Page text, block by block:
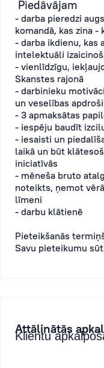
Piedāvājam
- darba pieredzi
komandā, kas zina
- darba ikdienu, kas
intelektuāli
- vienlīdzīgu,
Skanstes rajonā
- darbinieku
un veselības
- 3 apmaksātas
- iespēju baudīt
- iesaisti un
laikā un būt
iniciatīvās
- mēneša bruto
noteikts, ņemot
līmeni
- darbu klātienē
Pieteikšanās
Savu pieteikumu
Attālinātās
Klientu